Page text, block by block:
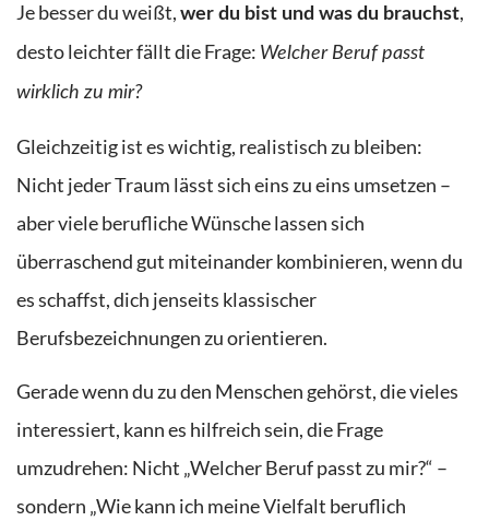
Je besser du weißt, wer du bist und was du brauchst,
desto leichter fällt die Frage: Welcher Beruf passt
wirklich zu mir?
Gleichzeitig ist es wichtig, realistisch zu bleiben:
Nicht jeder Traum lässt sich eins zu eins umsetzen –
aber viele berufliche Wünsche lassen sich
überraschend gut miteinander kombinieren, wenn du
es schaffst, dich jenseits klassischer
Berufsbezeichnungen zu orientieren.
Gerade wenn du zu den Menschen gehörst, die vieles
interessiert, kann es hilfreich sein, die Frage
umzudrehen: Nicht „Welcher Beruf passt zu mir?“ –
sondern „Wie kann ich meine Vielfalt beruflich